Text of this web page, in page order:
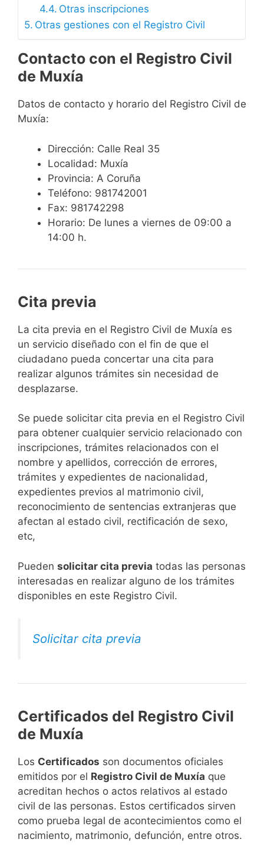
Otras inscripciones
Otras gestiones con el Registro Civil
Contacto con el Registro Civil
de Muxía
Datos de contacto y horario del Registro Civil de
Muxía:
Dirección: Calle Real 35
Localidad: Muxía
Provincia: A Coruña
Teléfono: 981742001
Fax: 981742298
Horario: De lunes a viernes de 09:00 a
14:00 h.
Cita previa
​​​​​​​​​​​​​​​​​​​​​​​​​​​​La cita previa en el Registro Civil de Muxía es
un servicio diseñado con el fin de que el
ciudadano pueda concertar una cita para
realizar algunos trámites sin necesidad de
desplazarse.​
Se puede solicitar cita previa en el Registro Civil
para obtener cualquier servicio relacionado con
inscripciones, trámites relacionados con el
nombre y apellidos, corrección de errores,
trámites y expedientes de nacionalidad,
expedientes previos al matrimonio civil,
reconocimiento de sentencias extranjeras que
afectan al estado civil, rectificación de sexo,
etc,
​Pueden solicitar cita previa todas las personas
interesadas en realizar alguno de los trámites
disponibles en este Registro Civil.​
Solicitar cita previa
Certificados del Registro Civil
de Muxía
Los Certificados son documentos oficiales
emitidos por el Registro Civil de Muxía que
acreditan hechos o actos relativos al estado
civil de las personas. Estos certificados sirven
como prueba legal de acontecimientos como el
nacimiento, matrimonio, defunción, entre otros.